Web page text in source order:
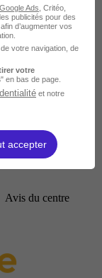
Avis du centre
Google Ads , Critéo,
publicités pour des
d’augmenter vos
votre navigation, de
votre
" en bas de page.
et notre
accepter